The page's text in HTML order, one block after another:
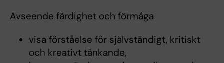
Avseende färdighet och förmåga
visa förståelse för självständigt, kritiskt
och kreativt tänkande,